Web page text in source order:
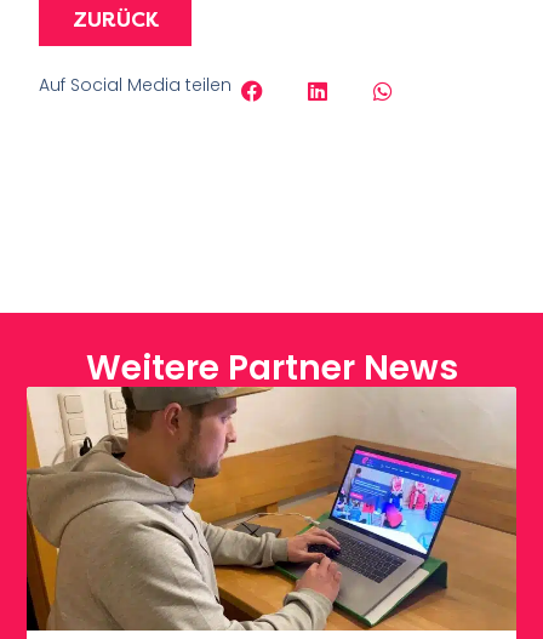
ZURÜCK
Auf Social Media teilen
Weitere Partner News